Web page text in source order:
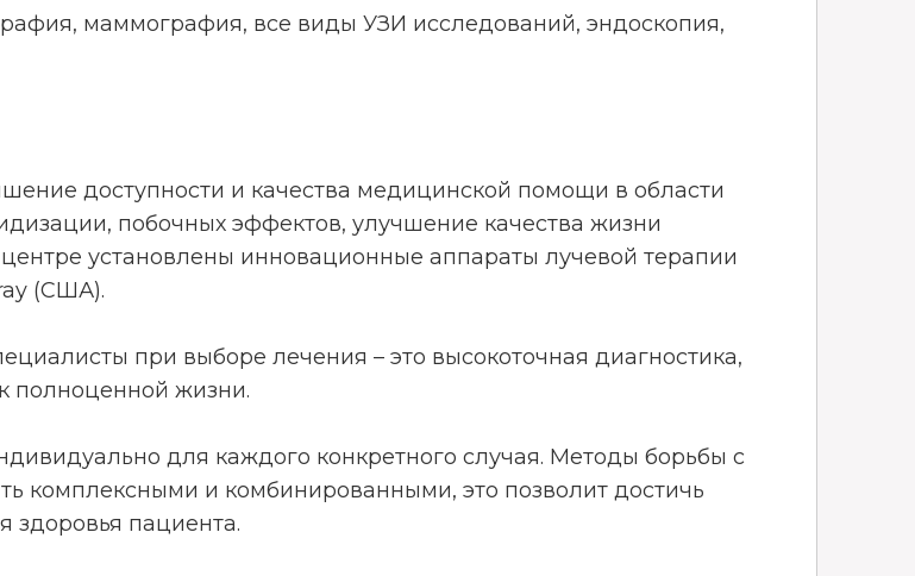
маммография, все виды УЗИ исследований, эндоскопия,
доступности и качества медицинской помощи в области
побочных эффектов, улучшение качества жизни
установлены инновационные аппараты лучевой терапии
(США).
при выборе лечения – это высокоточная диагностика,
полноценной жизни.
для каждого конкретного случая. Методы борьбы с
комплексными и комбинированными, это позволит достичь
здоровья пациента.